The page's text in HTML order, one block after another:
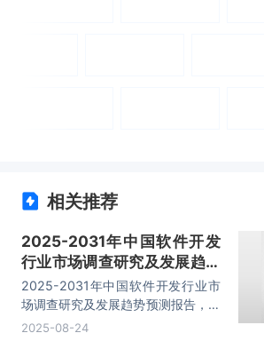
相关推荐
2025-2031年中国软件开发
行业市场调查研究及发展趋势
预测报告
2025-2031年中国软件开发行业市
场调查研究及发展趋势预测报告，主
要包括行业市场竞争格局分析、领先
2025-08-24